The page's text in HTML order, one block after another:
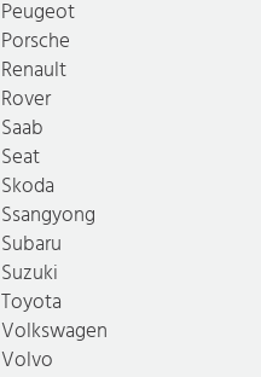
Peugeot
Porsche
Renault
Rover
Saab
Seat
Skoda
Ssangyong
Subaru
Suzuki
Toyota
Volkswagen
Volvo